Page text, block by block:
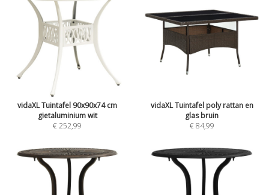
vidaXL Tuintafel 90x90x74 cm
gietaluminium wit
€ 252,99
vidaXL Tuintafel poly rattan en
glas bruin
€ 84,99